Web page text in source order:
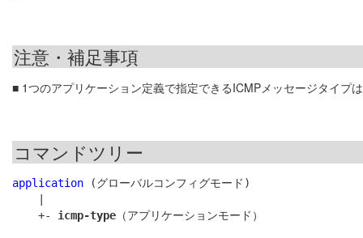
注意・補足事項
■ 1つのアプリケーション定義で指定できるICMPメッセージタイプ
コマンドツリー
application (グローバルコンフィグモード)
    +-
icmp-type